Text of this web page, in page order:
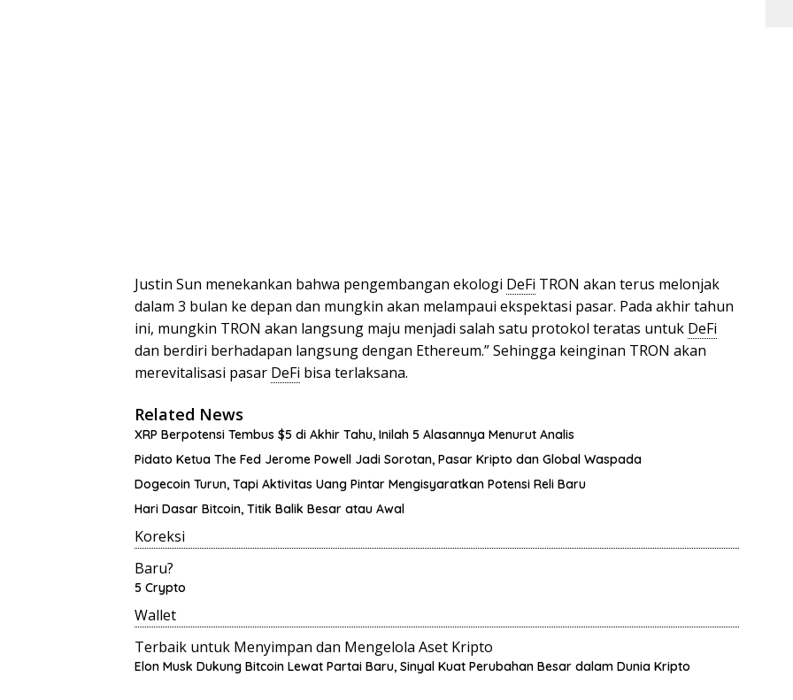
Justin Sun menekankan bahwa pengembangan ekologi DeFi TRON akan terus melonjak
dalam 3 bulan ke depan dan mungkin akan melampaui ekspektasi pasar. Pada akhir tahun
ini, mungkin TRON akan langsung maju menjadi salah satu protokol teratas untuk DeFi
dan berdiri berhadapan langsung dengan Ethereum.” Sehingga keinginan TRON akan
merevitalisasi pasar DeFi bisa terlaksana.
Related News
XRP Berpotensi Tembus $5 di Akhir Tahu, Inilah 5 Alasannya Menurut Analis
Pidato Ketua The Fed Jerome Powell Jadi Sorotan, Pasar Kripto dan Global Waspada
Dogecoin Turun, Tapi Aktivitas Uang Pintar Mengisyaratkan Potensi Reli Baru
Hari Dasar Bitcoin, Titik Balik Besar atau Awal
Koreksi
Baru?
5 Crypto
Wallet
Terbaik untuk Menyimpan dan Mengelola Aset Kripto
Elon Musk Dukung Bitcoin Lewat Partai Baru, Sinyal Kuat Perubahan Besar dalam Dunia Kripto